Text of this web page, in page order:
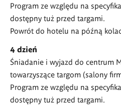
Program ze względu na
dostępny tuż przed targami.
Powrót do hotelu na późną
4 dzień
Śniadanie i wyjazd do centrum
towarzyszące targom (salony
Program ze względu na
dostępny tuż przed targami.